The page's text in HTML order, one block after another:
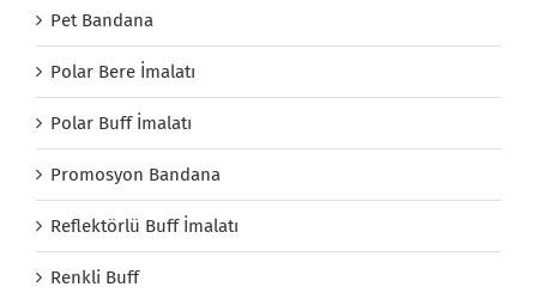
Pet Bandana
Polar Bere İmalatı
Polar Buff İmalatı
Promosyon Bandana
Reflektörlü Buff İmalatı
Renkli Buff